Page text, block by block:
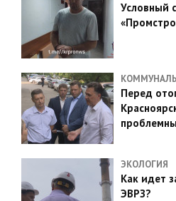
Условный
Перед
ЭКОЛОГИЯ
Как идет
ЭВРЗ?